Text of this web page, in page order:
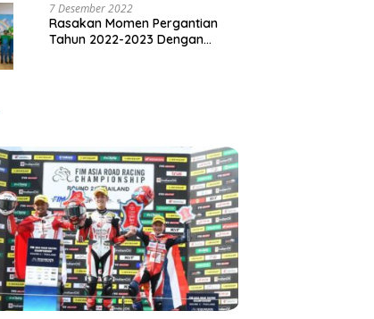
7 Desember 2022
Rasakan Momen Pergantian
Tahun 2022-2023 Dengan